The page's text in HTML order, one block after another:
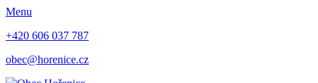
Menu
+420 606 037 787
obec@horenice.cz